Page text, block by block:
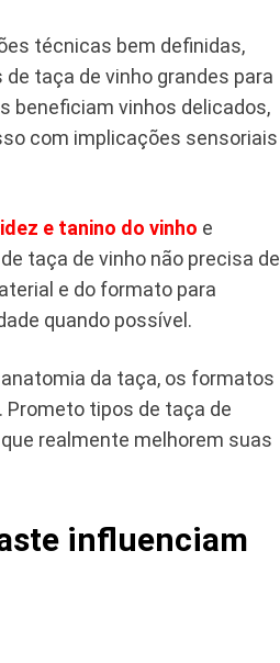
técnicas bem definidas,
taça de vinho grandes para
beneficiam vinhos delicados,
com implicações sensoriais
e tanino do vinho e
taça de vinho não precisa de
e do formato para
quando possível.
da taça, os formatos
Prometo tipos de taça de
realmente melhorem suas
influenciam